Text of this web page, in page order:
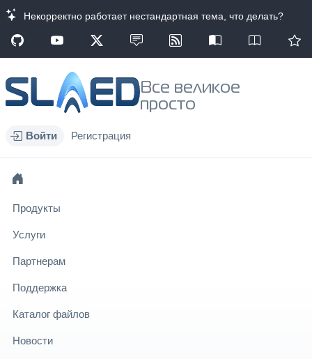
Некорректно работает нестандартная тема, что делать?
Все великое
просто
Войти Регистрация
Продукты
Услуги
Партнерам
Поддержка
Каталог файлов
Новости